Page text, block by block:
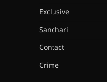
Exclusive
Sanchari
Contact
Crime